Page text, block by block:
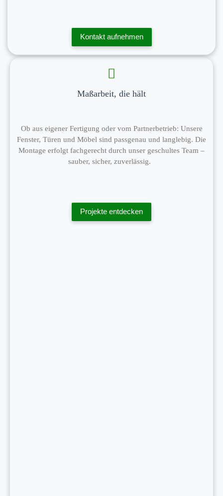
Kontakt aufnehmen
Maßarbeit, die hält
Ob aus eigener Fertigung oder vom Partnerbetrieb: Unsere
Fenster, Türen und Möbel sind passgenau und langlebig. Die
Montage erfolgt fachgerecht durch unser geschultes Team –
sauber, sicher, zuverlässig.
Projekte entdecken